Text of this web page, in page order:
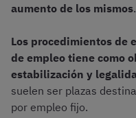
aumento de los mismos.
Los procedimientos de
de empleo tiene como
estabilización y
suelen ser plazas
por empleo fijo.